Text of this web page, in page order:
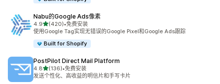
Nabu的Google Ads像素
4.9星（满分 5 星）
(420)
总共 420 条评论
•免费安装
使用Google Tag实现无错误的Google Pixel和Google Ads跟踪
Built for Shopify
PostPilot Direct Mail Platform
4.8星（满分 5 星）
(136)
总共 136 条评论
•免费安装
发送个性化、高收益的明信片和手写卡片